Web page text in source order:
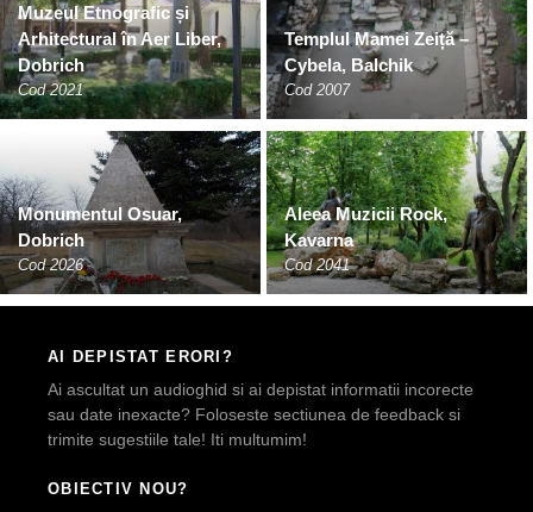
Muzeul Etnografic și
Arhitectural în Aer Liber,
Dobrich
Cod 2021
Templul Mamei Zeiță –
Cybela, Balchik
Cod 2007
Monumentul Osuar,
Dobrich
Cod 2026
Aleea Muzicii Rock,
Kavarna
Cod 2041
AI DEPISTAT ERORI?
Ai ascultat un audioghid si ai depistat informatii incorecte
sau date inexacte? Foloseste sectiunea de feedback si
trimite sugestiile tale! Iti multumim!
OBIECTIV NOU?